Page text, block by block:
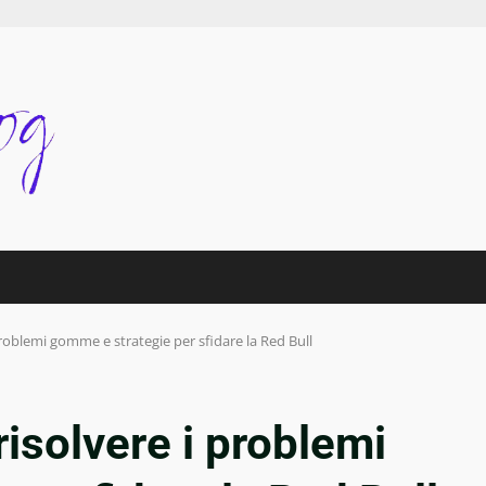
gomme e strategie per sfidare la Red Bull
i problemi